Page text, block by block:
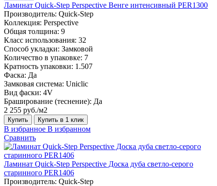
Ламинат Quick-Step Perspective Венге интенсивный PER1300
Производитель: Quick-Step
Коллекция: Perspective
Общая толщина: 9
Класс использования: 32
Способ укладки: Замковой
Количество в упаковке: 7
Кратность упаковки: 1.507
Фаска: Да
Замковая система: Uniclic
Вид фаски: 4V
Браширование (теснение): Да
2 255 руб./м2
Купить Купить в 1 клик
В избранное В избранном
Сравнить
Ламинат Quick-Step Perspective Доска дуба светло-серого
старинного PER1406
Производитель: Quick-Step